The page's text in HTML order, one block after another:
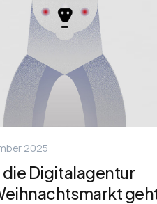
2025
die Digitalagentur